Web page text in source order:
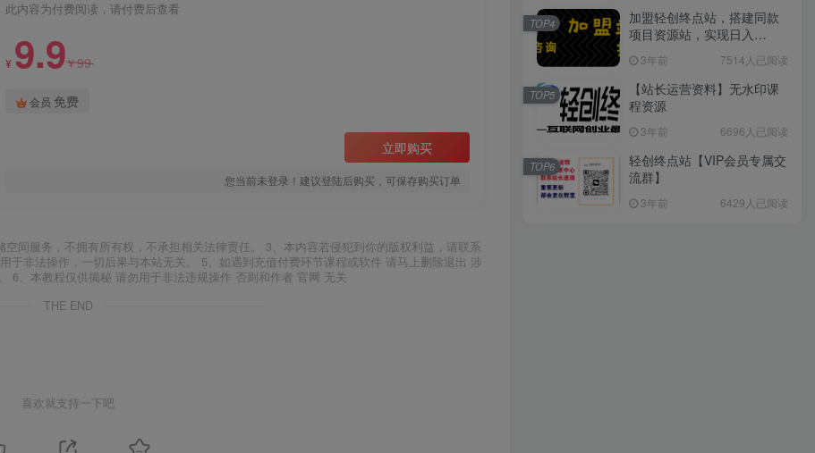
此内容为付费阅读，请付费后查看
¥ 9.9¥99
会员 免费
立即购买
您当前未登录！建议登陆后购买，可保存购买订单
间服务，不拥有所有权，不承担相关法律责任。 3、本内容若侵犯到你的版权利益，请联系
于非法操作，一切后果与本站无关。 5、如遇到充值付费环节课程或软件 请马上删除退出 涉
6、本教程仅供揭秘 请勿用于非法违规操作 否则和作者 官网 无关
THE END
喜欢就支持一下吧
加盟轻创终点站，搭建同款
项目资源站，实现日入
3年前 7514人已阅读
TOP4
【站长运营资料】无水印课
程资源
3年前 6696人已阅读
TOP5
轻创终点站【VIP会员专属交
流群】
3年前 6429人已阅读
TOP6